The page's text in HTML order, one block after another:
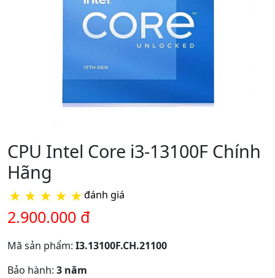
CPU Intel Core i3-13100F Chính
Hãng
★ ★ ★ ★ ★đánh giá
2.900.000 đ
Mã sản phẩm: I3.13100F.CH.21100
Bảo hành: 3 năm